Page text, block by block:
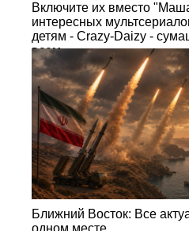
Включите их вместо
интересных
детям - Crazy-Daizy -
всем
Ближний Восток: Все
одном месте